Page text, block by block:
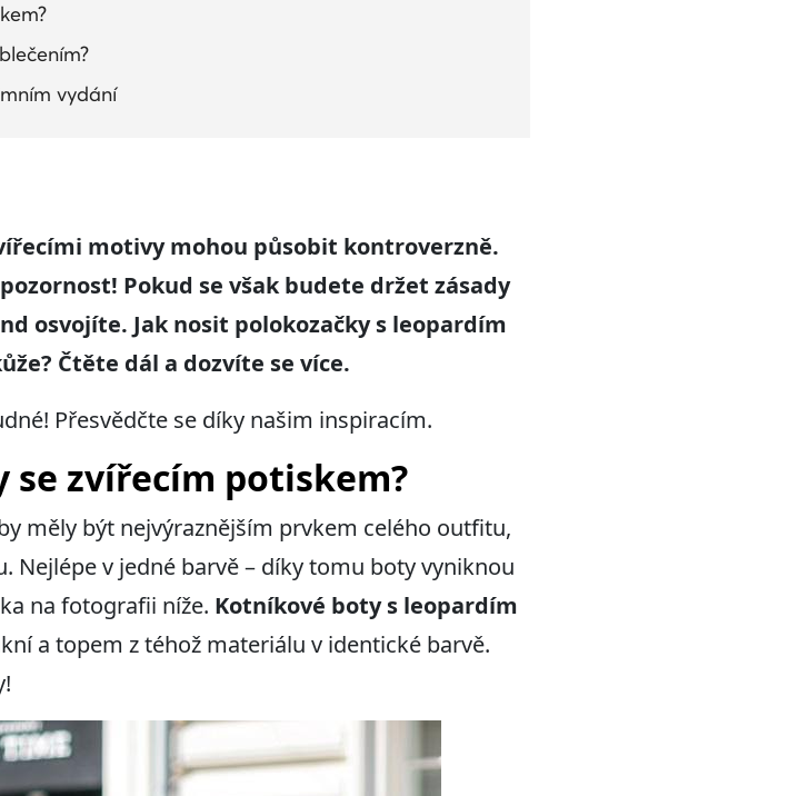
vydání
motivy mohou působit kontroverzně.
Pokud se však budete držet zásady
osvojíte. Jak nosit polokozačky s leopardím
Čtěte dál a dozvíte se více.
Přesvědčte se díky našim inspiracím.
se zvířecím potiskem?
měly být nejvýraznějším prvkem celého outfitu,
v jedné barvě – díky tomu boty vyniknou
na fotografii níže. Kotníkové boty s leopardím
a topem z téhož materiálu v identické barvě.